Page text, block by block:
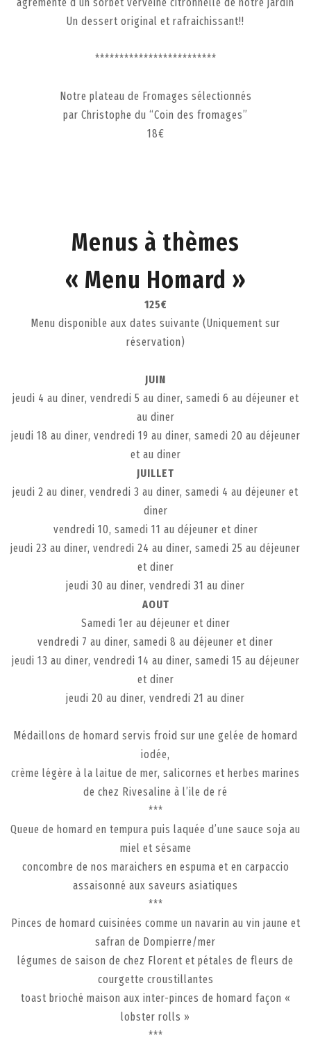
Un dessert original et rafraichissant!!
*************************
Notre plateau de Fromages sélectionnés
par Christophe du “Coin des fromages”
18€
Menus à thèmes
« Menu Homard »
125€
Menu disponible aux dates suivante (Uniquement sur
réservation)
JUIN
jeudi 4 au diner, vendredi 5 au diner, samedi 6 au déjeuner et
au diner
jeudi 18 au diner, vendredi 19 au diner, samedi 20 au déjeuner
et au diner
JUILLET
jeudi 2 au diner, vendredi 3 au diner, samedi 4 au déjeuner et
diner
vendredi 10, samedi 11 au déjeuner et diner
jeudi 23 au diner, vendredi 24 au diner, samedi 25 au déjeuner
et diner
jeudi 30 au diner, vendredi 31 au diner
AOUT
Samedi 1er au déjeuner et diner
vendredi 7 au diner, samedi 8 au déjeuner et diner
jeudi 13 au diner, vendredi 14 au diner, samedi 15 au déjeuner
et diner
jeudi 20 au diner, vendredi 21 au diner
Médaillons de homard servis froid sur une gelée de homard
iodée,
crème légère à la laitue de mer, salicornes et herbes marines
de chez Rivesaline à l’ile de ré
***
Queue de homard en tempura puis laquée d’une sauce soja au
miel et sésame
concombre de nos maraichers en espuma et en carpaccio
assaisonné aux saveurs asiatiques
***
Pinces de homard cuisinées comme un navarin au vin jaune et
safran de Dompierre/mer
légumes de saison de chez Florent et pétales de fleurs de
courgette croustillantes
toast brioché maison aux inter-pinces de homard façon «
lobster rolls »
***